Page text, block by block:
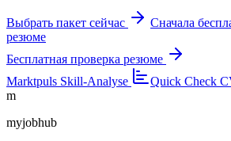
Выбрать пакет сейчас
Сначала
резюме
Бесплатная проверка резюме
Marktpuls Skill-Analyse Quick Check
m
myjobhub